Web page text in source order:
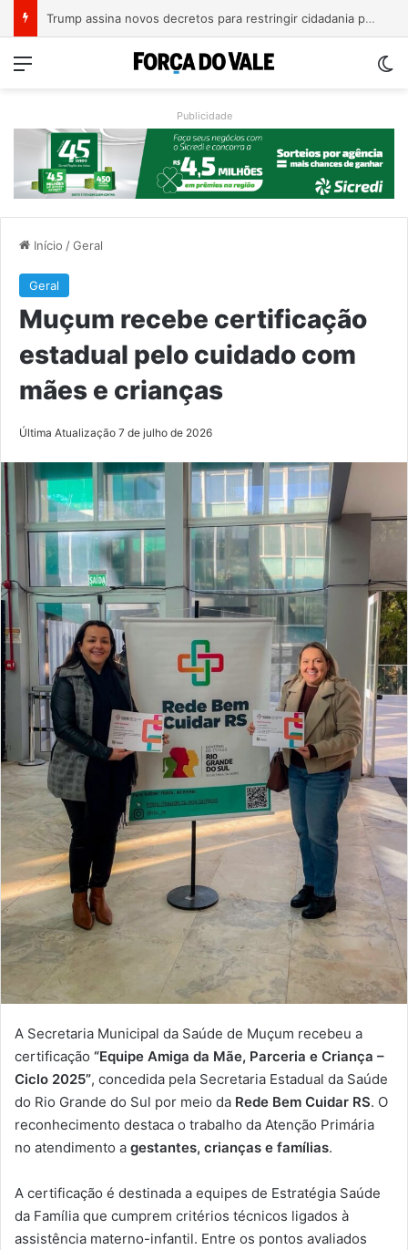
A Balsa Vicentina do Rio Guaporé
Menu
Publicidade
Início /Geral
Geral
Muçum recebe certificação
estadual pelo cuidado com
mães e crianças
Última Atualização 7 de julho de 2026
A Secretaria Municipal da Saúde de Muçum recebeu a
certificação “Equipe Amiga da Mãe, Parceria e Criança –
Ciclo 2025”, concedida pela Secretaria Estadual da Saúde
do Rio Grande do Sul por meio da Rede Bem Cuidar RS. O
reconhecimento destaca o trabalho da Atenção Primária
no atendimento a gestantes, crianças e famílias.
A certificação é destinada a equipes de Estratégia Saúde
da Família que cumprem critérios técnicos ligados à
assistência materno-infantil. Entre os pontos avaliados